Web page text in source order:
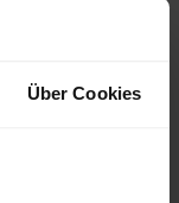
Über Cookies
hat. Aus